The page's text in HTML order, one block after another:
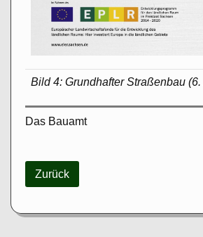
Bild 4: Grundhafter Straßenbau
Das Bauamt
Zurück